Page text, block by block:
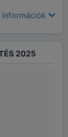
információk
2025